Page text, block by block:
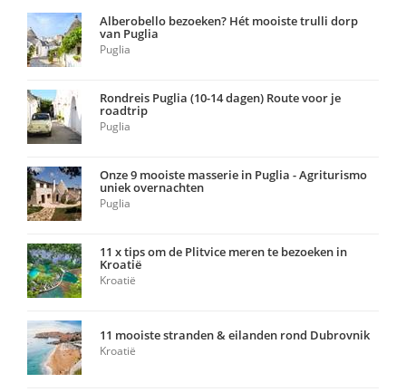
Alberobello bezoeken? Hét mooiste trulli dorp
van Puglia
Puglia
Rondreis Puglia (10-14 dagen) Route voor je
roadtrip
Puglia
Onze 9 mooiste masserie in Puglia - Agriturismo
uniek overnachten
Puglia
11 x tips om de Plitvice meren te bezoeken in
Kroatië
Kroatië
11 mooiste stranden & eilanden rond Dubrovnik
Kroatië